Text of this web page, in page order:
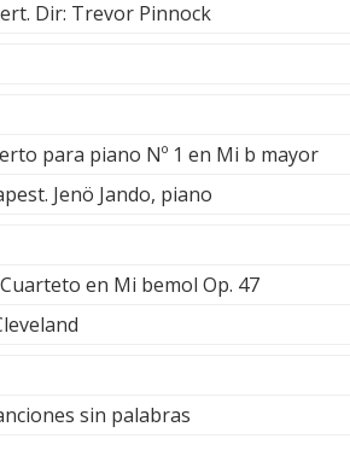
Dir: Trevor Pinnock
para piano Nº 1 en Mi b mayor
Jenö Jando, piano
en Mi bemol Op. 47
sin palabras